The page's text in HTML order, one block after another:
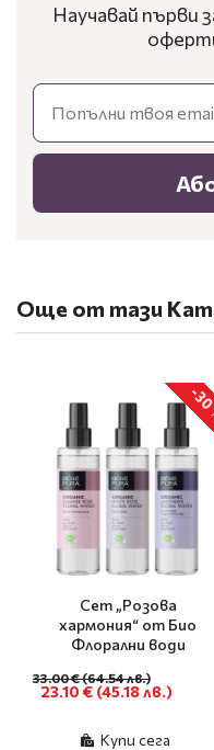
Научавай първи
Email
Още от тази
-
Сет „Розова
хармония“ от Био
Флорални води
23.10 € (45.18 лв.)
33.00 €(64.54 лв.)
Купи сега